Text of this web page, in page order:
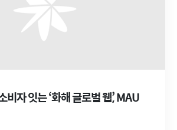
비자 잇는 ‘화해 글로벌 웹’, MAU